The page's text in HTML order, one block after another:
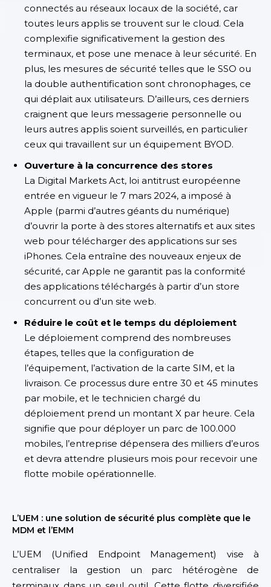
connectés au réseaux locaux de la société, car
toutes leurs applis se trouvent sur le cloud. Cela
complexifie significativement la gestion des
terminaux, et pose une menace à leur sécurité. En
plus, les mesures de sécurité telles que le SSO ou
la double authentification sont chronophages, ce
qui déplait aux utilisateurs. D’ailleurs, ces derniers
craignent que leurs messagerie personnelle ou
leurs autres applis soient surveillés, en particulier
ceux qui travaillent sur un équipement BYOD.
Ouverture à la concurrence des stores
La Digital Markets Act, loi antitrust européenne
entrée en vigueur le 7 mars 2024, a imposé à
Apple (parmi d’autres géants du numérique)
d’ouvrir la porte à des stores alternatifs et aux sites
web pour télécharger des applications sur ses
iPhones. Cela entraîne des nouveaux enjeux de
sécurité, car Apple ne garantit pas la conformité
des applications téléchargés à partir d’un store
concurrent ou d’un site web.
Réduire le coût et le temps du déploiement
Le déploiement comprend des nombreuses
étapes, telles que la configuration de
l’équipement, l’activation de la carte SIM, et la
livraison. Ce processus dure entre 30 et 45 minutes
par mobile, et le technicien chargé du
déploiement prend un montant X par heure. Cela
signifie que pour déployer un parc de 100.000
mobiles, l’entreprise dépensera des milliers d’euros
et devra attendre plusieurs mois pour recevoir une
flotte mobile opérationnelle.
L’UEM : une solution de sécurité plus complète que le
MDM et l’EMM
L’UEM (Unified Endpoint Management) vise à
centraliser la gestion un parc hétérogène de